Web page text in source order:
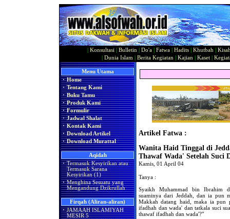
Konsultasi Bulletin Do'a Fatwa Hadits Khutbah
Dunia Islam Berita Kegiatan Kajian Kaset|
Menu Utama
· Home
· Tentang Kami
· Buku Tamu
· Produk Kami
· Formulir
· Jadwal Shalat
· Kontak Kami
· Download Artikel
· Download Murattal
Aqidah
· Termasuk Kesyirikan atau
Termasuk Sarana
Kesyirikan (1)
· Menghina Sesuatu yang
Mengandung Dzikrullah
Firqah (Aliran-aliran)
· JAMAAH ISLAMIYAH
MESIR 5
Artikel Fatwa :
Wanita Haid Tinggal di
Thawaf Wada' Setelah Suci
Kamis, 01 April 04
Tanya :
Syaikh Muhammad bin Ibrahim
suaminya dari Jeddah, dan ia pun
Makkah datang haid, maka ia pun
ifadhah dan wada' dan tatkala suci
thawaf ifadhah dan wada'?"